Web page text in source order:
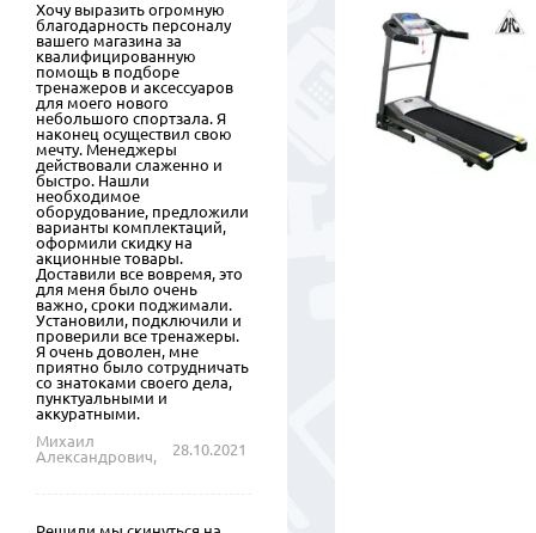
Хочу выразить огромную
благодарность персоналу
вашего магазина за
квалифицированную
помощь в подборе
тренажеров и аксессуаров
для моего нового
небольшого спортзала. Я
наконец осуществил свою
мечту. Менеджеры
действовали слаженно и
быстро. Нашли
необходимое
оборудование, предложили
варианты комплектаций,
оформили скидку на
акционные товары.
Доставили все вовремя, это
для меня было очень
важно, сроки поджимали.
Установили, подключили и
проверили все тренажеры.
Я очень доволен, мне
приятно было сотрудничать
со знатоками своего дела,
пунктуальными и
аккуратными.
Михаил
Александрович,
28.10.2021